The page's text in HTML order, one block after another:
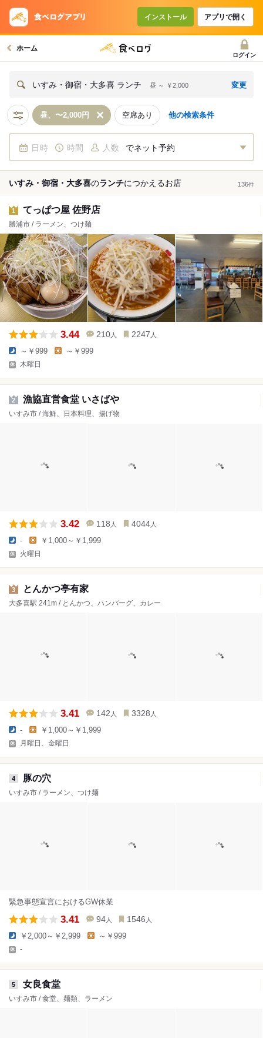
インストール アプリで開く
ホーム
ログイン
いすみ・御宿・大多喜 ランチ 昼 ～ ￥2,000 変更
昼、〜2,000円 空席あり 他の検索条件
日時 時間 人数 でネット予約
いすみ・御宿・大多喜のランチにつかえるお店 136件
1 てっぱつ屋 佐野店
勝浦市 / ラーメン、つけ麺
3.44 210 人 2247 人
～￥999 ～￥999
木曜日
2 漁協直営食堂 いさばや
いすみ市 / 海鮮、日本料理、揚げ物
3.42 118 人 4044 人
- ￥1,000～￥1,999
火曜日
3 とんかつ亭有家
大多喜駅 241m / とんかつ、ハンバーグ、カレー
3.41 142 人 3328 人
- ￥1,000～￥1,999
月曜日、金曜日
4 豚の穴
いすみ市 / ラーメン、つけ麺
緊急事態宣言におけるGW休業
3.41 94 人 1546 人
￥2,000～￥2,999 ～￥999
-
5 女良食堂
いすみ市 / 食堂、麺類、ラーメン